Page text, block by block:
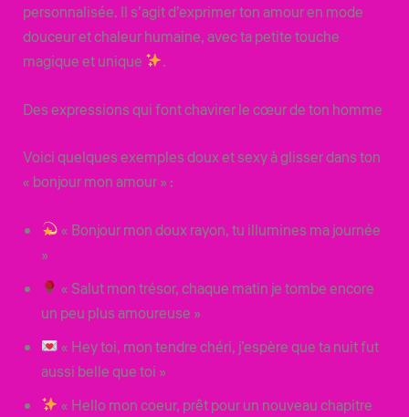
personnalisée. Il s’agit d’exprimer ton amour en mode
douceur et chaleur humaine, avec ta petite touche
magique et unique
.
Des expressions qui font chavirer le cœur de ton homme
Voici quelques exemples doux et sexy à glisser dans ton
« bonjour mon amour » :
« Bonjour mon doux rayon, tu illumines ma journée
»
« Salut mon trésor, chaque matin je tombe encore
un peu plus amoureuse »
« Hey toi, mon tendre chéri, j’espère que ta nuit fut
aussi belle que toi »
« Hello mon coeur, prêt pour un nouveau chapitre